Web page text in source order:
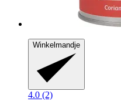
Winkelmandje
4.0 (2)